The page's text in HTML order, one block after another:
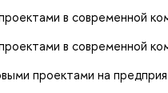
в современной
в современной
проектами на